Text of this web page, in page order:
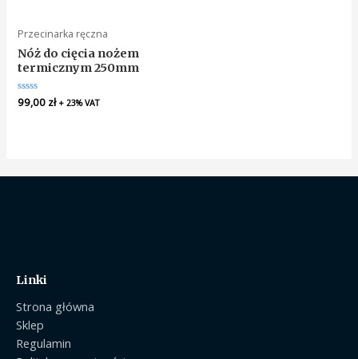
Przecinarka ręczna
Nóż do cięcia nożem
termicznym 250mm
Rated
0
99,00 zł + 23% VAT
Linki
Strona główna
Sklep
Regulamin